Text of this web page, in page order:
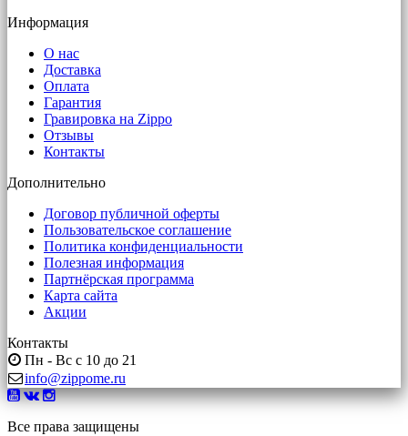
Информация
О нас
Доставка
Оплата
Гарантия
Гравировка на Zippo
Отзывы
Контакты
Дополнительно
Договор публичной оферты
Пользовательское соглашение
Политика конфиденциальности
Полезная информация
Партнёрская программа
Карта сайта
Акции
Контакты
Пн - Вс с 10 до 21
info@zippome.ru
Все права защищены